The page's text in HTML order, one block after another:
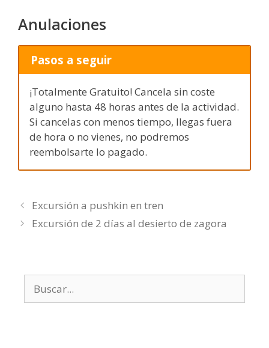
Anulaciones
Pasos a seguir
¡Totalmente Gratuito! Cancela sin coste
alguno hasta 48 horas antes de la actividad.
Si cancelas con menos tiempo, llegas fuera
de hora o no vienes, no podremos
reembolsarte lo pagado.
Excursión a pushkin en tren
Excursión de 2 días al desierto de zagora